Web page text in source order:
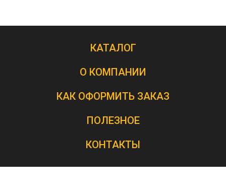
КАТАЛОГ
О КОМПАНИИ
КАК ОФОРМИТЬ ЗАКАЗ
ПОЛЕЗНОЕ
КОНТАКТЫ